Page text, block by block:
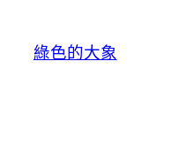
綠色的大象